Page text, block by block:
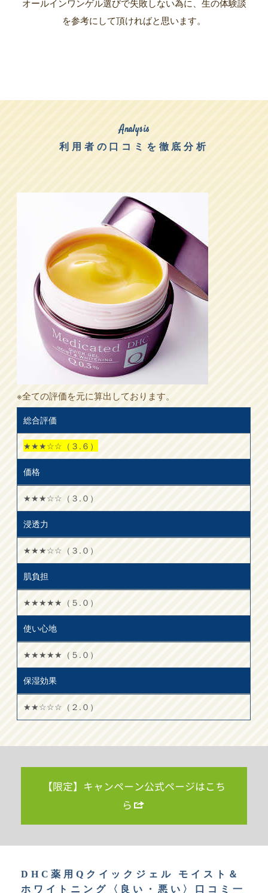
オールインワンゲル選びで失敗しない為に、生の体験談
を参考にして頂ければと思います。
Analysis
利用者の口コミを徹底分析
※全ての評価を元に算出しております。
総合評価
★★★☆☆（３.６）
価格
★★★☆☆（３.０）
浸透力
★★★☆☆（３.０）
肌負担
★★★★★（５.０）
使い心地
★★★★★（５.０）
保湿効果
★★☆☆☆（２.０）
【限定】キャンペーン公式ページはこち
ら
DHC薬用Qクイックジェル モイスト＆
ホワイトニング〈良い・悪い〉口コミ一